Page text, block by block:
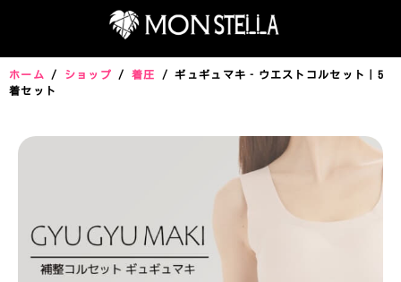
ホーム / ショップ / 着圧
/ ギュギュマキ‐ウエストコルセット｜5
着セット